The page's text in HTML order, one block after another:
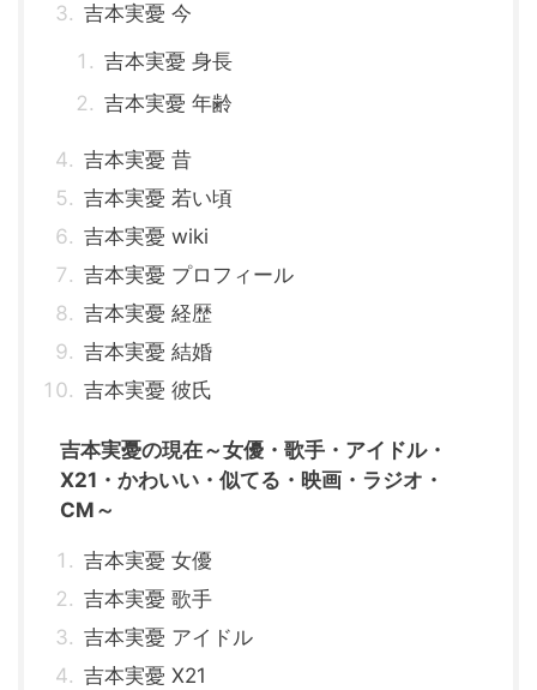
吉本実憂 今
吉本実憂 身長
吉本実憂 年齢
吉本実憂 昔
吉本実憂 若い頃
吉本実憂 wiki
吉本実憂 プロフィール
吉本実憂 経歴
吉本実憂 結婚
吉本実憂 彼氏
吉本実憂の現在～女優・歌手・アイドル・
X21・かわいい・似てる・映画・ラジオ・
CM～
吉本実憂 女優
吉本実憂 歌手
吉本実憂 アイドル
吉本実憂 X21